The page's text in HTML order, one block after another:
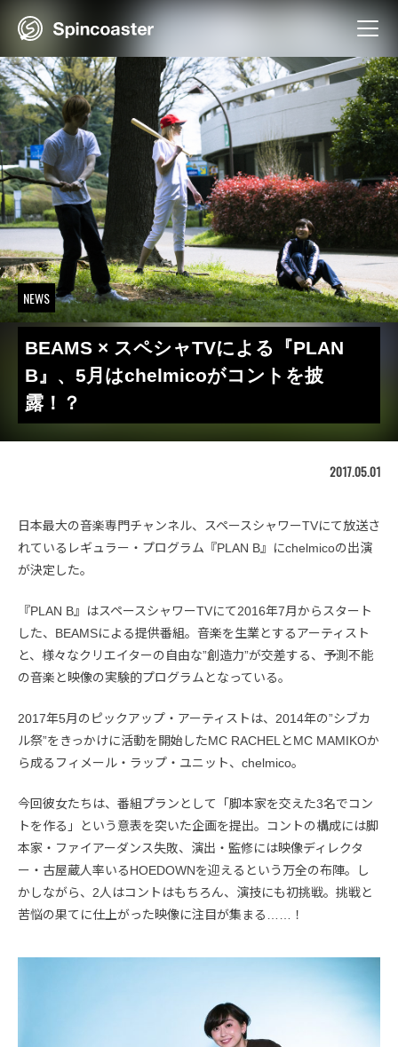
NEWS
BEAMS × スペシャTVによる『PLAN
B』、5月はchelmicoがコントを披
露！？
2017.05.01
日本最大の音楽専門チャンネル、スペースシャワーTVにて放送さ
れているレギュラー・プログラム『PLAN B』にchelmicoの出演
が決定した。
『PLAN B』はスペースシャワーTVにて2016年7月からスタート
した、BEAMSによる提供番組。音楽を生業とするアーティスト
と、様々なクリエイターの自由な”創造力”が交差する、予測不能
の音楽と映像の実験的プログラムとなっている。
2017年5月のピックアップ・アーティストは、2014年の”シブカ
ル祭”をきっかけに活動を開始したMC RACHELとMC MAMIKOか
ら成るフィメール・ラップ・ユニット、chelmico。
今回彼女たちは、番組プランとして「脚本家を交えた3名でコン
トを作る」という意表を突いた企画を提出。コントの構成には脚
本家・ファイアーダンス失敗、演出・監修には映像ディレクタ
ー・古屋蔵人率いるHOEDOWNを迎えるという万全の布陣。し
かしながら、2人はコントはもちろん、演技にも初挑戦。挑戦と
苦悩の果てに仕上がった映像に注目が集まる……！